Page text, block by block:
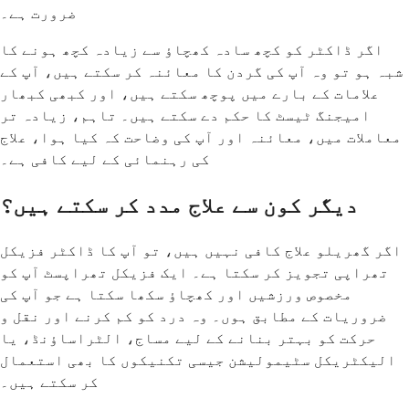
ضرورت ہے۔
اگر ڈاکٹر کو کچھ سادہ کھچاؤ سے زیادہ کچھ ہونے کا
شبہ ہو تو وہ آپ کی گردن کا معائنہ کر سکتے ہیں، آپ کے
علامات کے بارے میں پوچھ سکتے ہیں، اور کبھی کبھار
امیجنگ ٹیسٹ کا حکم دے سکتے ہیں۔ تاہم، زیادہ تر
معاملات میں، معائنہ اور آپ کی وضاحت کہ کیا ہوا، علاج
کی رہنمائی کے لیے کافی ہے۔
دیگر کون سے علاج مدد کر سکتے ہیں؟
اگر گھریلو علاج کافی نہیں ہیں، تو آپ کا ڈاکٹر فزیکل
تھراپی تجویز کر سکتا ہے۔ ایک فزیکل تھراپسٹ آپ کو
مخصوص ورزشیں اور کھچاؤ سکھا سکتا ہے جو آپ کی
ضروریات کے مطابق ہوں۔ وہ درد کو کم کرنے اور نقل و
حرکت کو بہتر بنانے کے لیے مساج، الٹراساؤنڈ، یا
الیکٹریکل سٹیمولیشن جیسی تکنیکوں کا بھی استعمال
کر سکتے ہیں۔